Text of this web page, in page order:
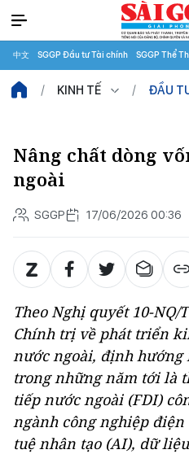
中文 SGGP Đầu tư Tài chính SGGP Thể
KINH TẾ ĐẦU
Nâng chất dòng
ngoài
SGGP 17/06/2026 00:36
Theo Nghị quyết 10-NQ/
Chính trị về phát triển
nước ngoài, định hướng
trong những năm tới là
tiếp nước ngoài (FDI)
ngành công nghiệp
tuệ nhân tạo (AI), dữ